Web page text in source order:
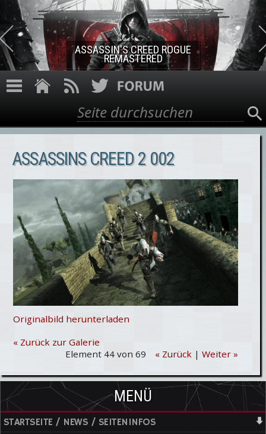
Direkt zum Inhalt
ASSASSIN'S CREED ROGUE
REMASTERED
Suchformular
Suche
ASSASSINS CREED 2 002
Originalbild herunterladen
« Zurück zur Galerie
Element 44 von 69
« Zurück| Weiter »
MENÜ
STARTSEITE / NEWS / SEITENINFOS